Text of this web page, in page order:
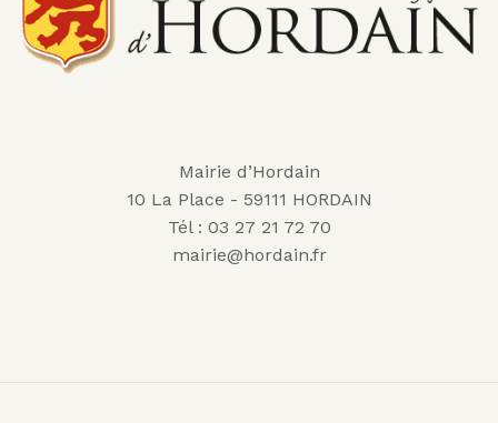
Mairie d’Hordain
10 La Place - 59111 HORDAIN
Tél : 03 27 21 72 70
mairie@hordain.fr